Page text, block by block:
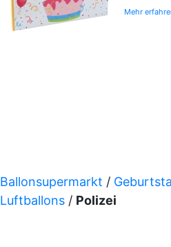
Mehr
Ballonsupermarkt /
Luftballons / Polizei